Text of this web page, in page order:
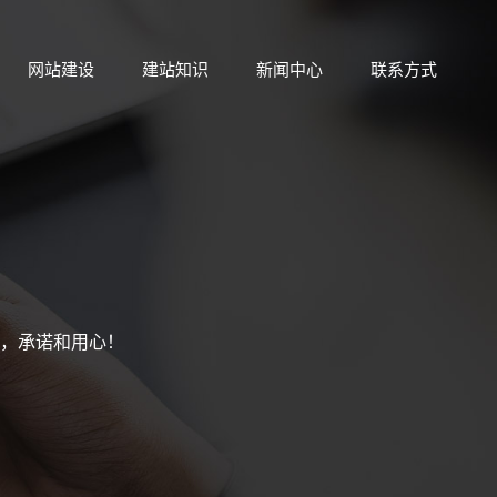
网站建设 建站知识 新闻中心 联系方式
承诺和用心！